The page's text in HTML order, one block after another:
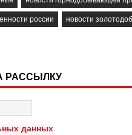
россии новости
РАССЫЛКУ
данных